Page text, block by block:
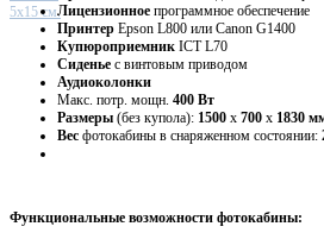
Лицензионное программное обеспечение
Принтер Epson L800 или Canon G1400
Купюроприемник ICT L70
Сиденье с винтовым приводом
Аудиоколонки
Макс. потр. мощн. 400 Вт
Размеры (без купола): 1500 х 700 х 1830
Вес фотокабины в снаряженном состоянии:
Функциональные возможности фотокабины: